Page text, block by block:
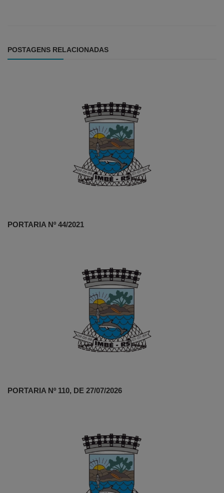
POSTAGENS RELACIONADAS
PORTARIA Nº 44/2021
PORTARIA Nº 110, DE 27/07/2026